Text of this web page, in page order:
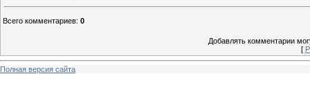
Всего комментариев: 0
Добавлять комментарии
[
Полная версия сайта